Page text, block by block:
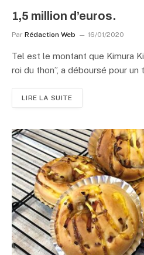
1,5 million d’euros.
Par Rédaction Web 16/01/2020
Tel est le montant que Kimura
roi du thon”, a déboursé pour
LIRE LA SUITE